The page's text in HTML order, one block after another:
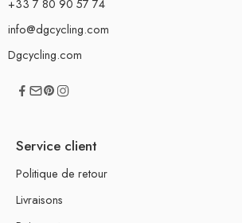
+33 7 80 90 57 74
info@dgcycling.com
Dgcycling.com
Service client
Politique de retour
Livraisons